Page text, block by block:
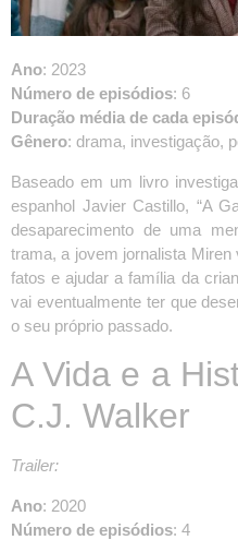
Ano: 2023
Número de episódios: 6
Duração média de cada
Gênero: drama, investigação,
Baseado em um livro
espanhol Javier Castillo, “A
desaparecimento de uma
trama, a jovem jornalista
fatos e ajudar a família da
vai eventualmente ter que
o seu próprio passado.
A Vida e a
C.J. Walker
Trailer:
Ano: 2020
Número de episódios: 4